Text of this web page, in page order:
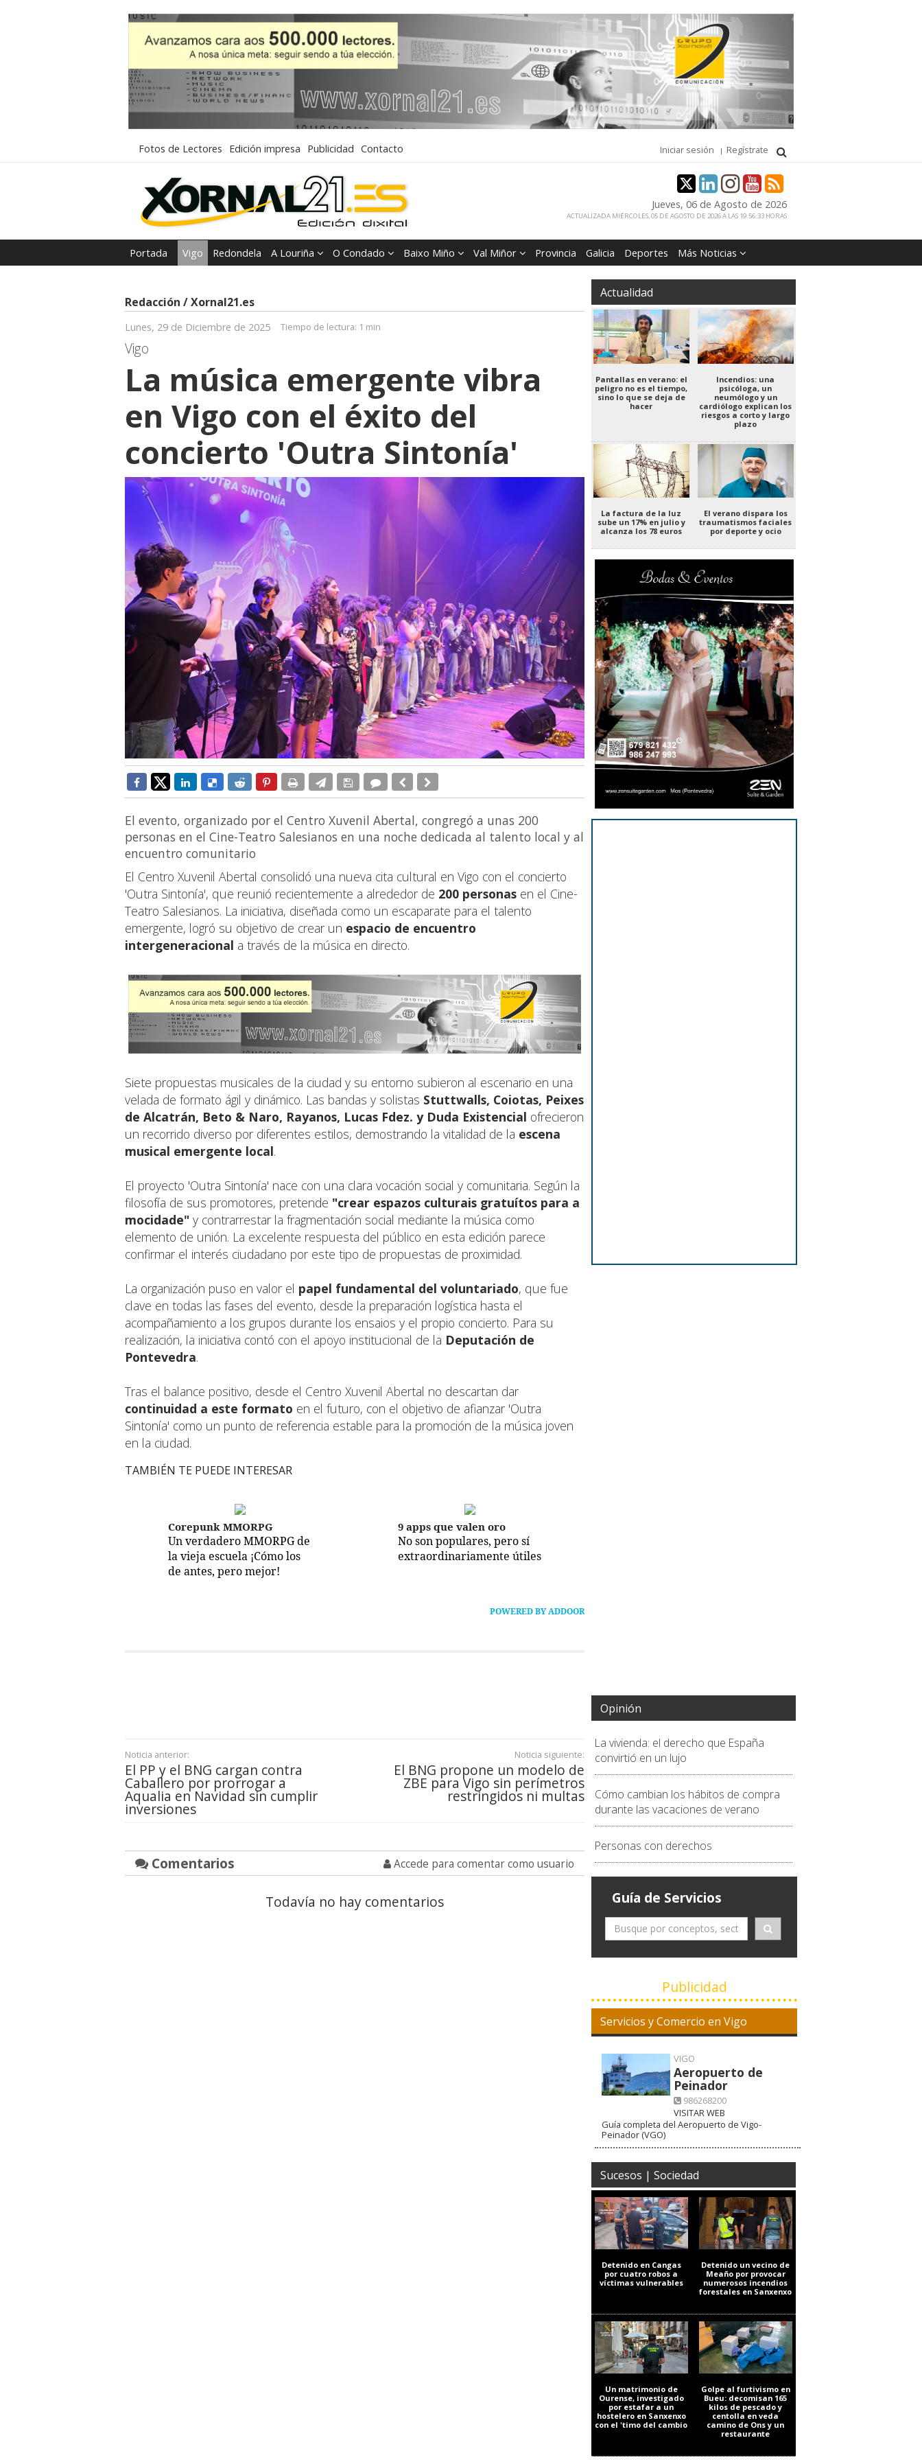
Fotos de Lectores Edición impresa Publicidad Contacto Iniciar sesión Regístrate
Jueves, 06 de Agosto de 2026
ACTUALIZADA MIÉRCOLES, 05 DE AGOSTO DE 2026 A LAS 19:56:33 HORAS
Portada Vigo Redondela A Louriña O Condado Baixo Miño Val Miñor Provincia Galicia Deportes Más Noticias
Redacción / Xornal21.es
Lunes, 29 de Diciembre de 2025 Tiempo de lectura: 1 min
Vigo
La música emergente vibra
en Vigo con el éxito del
concierto 'Outra Sintonía'
El evento, organizado por el Centro Xuvenil Abertal, congregó a unas 200
personas en el Cine-Teatro Salesianos en una noche dedicada al talento local y al
encuentro comunitario
El Centro Xuvenil Abertal consolidó una nueva cita cultural en Vigo con el concierto
'Outra Sintonía', que reunió recientemente a alrededor de 200 personas en el Cine-
Teatro Salesianos. La iniciativa, diseñada como un escaparate para el talento
emergente, logró su objetivo de crear un espacio de encuentro
intergeneracional a través de la música en directo.
Siete propuestas musicales de la ciudad y su entorno subieron al escenario en una
velada de formato ágil y dinámico. Las bandas y solistas Stuttwalls, Coiotas, Peixes
de Alcatrán, Beto & Naro, Rayanos, Lucas Fdez. y Duda Existencial ofrecieron
un recorrido diverso por diferentes estilos, demostrando la vitalidad de la escena
musical emergente local.
El proyecto 'Outra Sintonía' nace con una clara vocación social y comunitaria. Según la
filosofía de sus promotores, pretende "crear espazos culturais gratuítos para a
mocidade" y contrarrestar la fragmentación social mediante la música como
elemento de unión. La excelente respuesta del público en esta edición parece
confirmar el interés ciudadano por este tipo de propuestas de proximidad.
La organización puso en valor el papel fundamental del voluntariado, que fue
clave en todas las fases del evento, desde la preparación logística hasta el
acompañamiento a los grupos durante los ensaios y el propio concierto. Para su
realización, la iniciativa contó con el apoyo institucional de la Deputación de
Pontevedra.
Tras el balance positivo, desde el Centro Xuvenil Abertal no descartan dar
continuidad a este formato en el futuro, con el objetivo de afianzar 'Outra
Sintonía' como un punto de referencia estable para la promoción de la música joven
en la ciudad.
TAMBIÉN TE PUEDE INTERESAR
Corepunk MMORPG
Un verdadero MMORPG de
la vieja escuela ¡Cómo los
de antes, pero mejor!
9 apps que valen oro
No son populares, pero sí
extraordinariamente útiles
POWERED BY ADDOOR
Noticia anterior:
El PP y el BNG cargan contra
Caballero por prorrogar a
Aqualia en Navidad sin cumplir
inversiones
Noticia siguiente:
El BNG propone un modelo de
ZBE para Vigo sin perímetros
restringidos ni multas
Comentarios Accede para comentar como usuario
Todavía no hay comentarios
Actualidad
Pantallas en verano: el
peligro no es el tiempo,
sino lo que se deja de
hacer
Incendios: una
psicóloga, un
neumólogo y un
cardiólogo explican los
riesgos a corto y largo
plazo
La factura de la luz
sube un 17% en julio y
alcanza los 78 euros
El verano dispara los
traumatismos faciales
por deporte y ocio
Opinión
La vivienda: el derecho que España
convirtió en un lujo
Cómo cambian los hábitos de compra
durante las vacaciones de verano
Personas con derechos
Guía de Servicios
Publicidad
Servicios y Comercio en Vigo
VIGO
Aeropuerto de
Peinador
986268200
VISITAR WEB
Guía completa del Aeropuerto de Vigo-
Peinador (VGO)
Sucesos | Sociedad
Detenido en Cangas
por cuatro robos a
víctimas vulnerables
Detenido un vecino de
Meaño por provocar
numerosos incendios
forestales en Sanxenxo
Un matrimonio de
Ourense, investigado
por estafar a un
hostelero en Sanxenxo
con el 'timo del cambio
Golpe al furtivismo en
Bueu: decomisan 165
kilos de pescado y
centolla en veda
camino de Ons y un
restaurante